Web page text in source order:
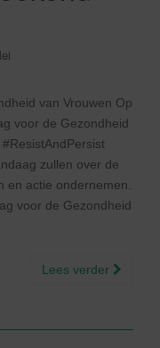
van Vrouwen Op
voor de Gezondheid
zullen over de
en actie ondernemen.
voor de Gezondheid
Lees verder